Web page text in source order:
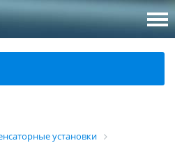
8
установки